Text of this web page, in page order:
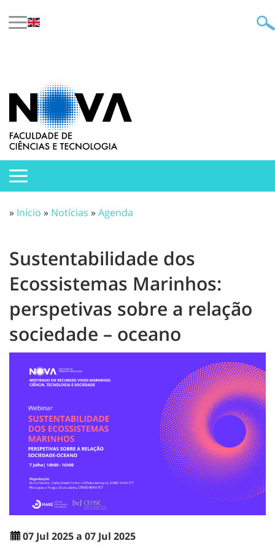
» Início » Notícias »Agenda
Sustentabilidade dos
Ecossistemas Marinhos:
perspetivas sobre a relação
sociedade – oceano
07 Jul 2025 a 07 Jul 2025